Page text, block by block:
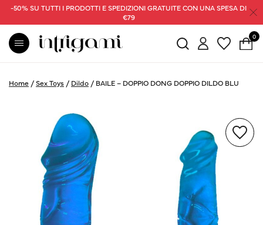
-50% SU TUTTI I PRODOTTI E SPEDIZIONI GRATUITE CON UNA SPESA DI
€79
0
Home /Sex Toys / Dildo / BAILE – DOPPIO DONG DOPPIO DILDO BLU